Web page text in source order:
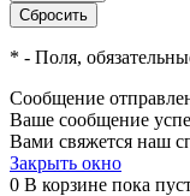
* - Поля,
Сообщение
Ваше сообщение
Вами свяжется наш
Закрыть окно
0 В корзине пока